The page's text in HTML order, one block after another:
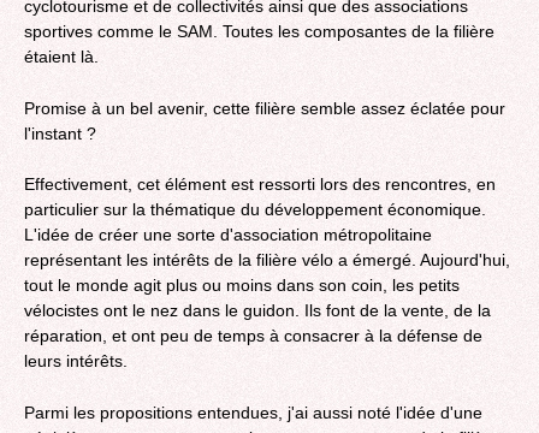
cyclotourisme et de collectivités ainsi que des associations
sportives comme le SAM. Toutes les composantes de la filière
étaient là.
Promise à un bel avenir, cette filière semble assez éclatée pour
l'instant ?
Effectivement, cet élément est ressorti lors des rencontres, en
particulier sur la thématique du développement économique.
L'idée de créer une sorte d'association métropolitaine
représentant les intérêts de la filière vélo a émergé. Aujourd'hui,
tout le monde agit plus ou moins dans son coin, les petits
vélocistes ont le nez dans le guidon. Ils font de la vente, de la
réparation, et ont peu de temps à consacrer à la défense de
leurs intérêts.
Parmi les propositions entendues, j'ai aussi noté l'idée d'une